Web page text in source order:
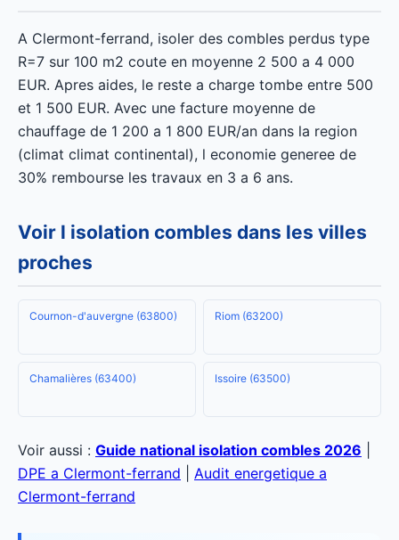
A Clermont-ferrand, isoler des combles perdus type
R=7 sur 100 m2 coute en moyenne 2 500 a 4 000
EUR. Apres aides, le reste a charge tombe entre 500
et 1 500 EUR. Avec une facture moyenne de
chauffage de 1 200 a 1 800 EUR/an dans la region
(climat climat continental), l economie generee de
30% rembourse les travaux en 3 a 6 ans.
Voir l isolation combles dans les villes
proches
Cournon-d'auvergne (63800) Riom (63200)
Chamalières (63400) Issoire (63500)
Voir aussi : Guide national isolation combles 2026
DPE a Clermont-ferrand
Audit energetique a
Clermont-ferrand